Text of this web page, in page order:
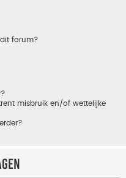
forum?
misbruik en/of wettelijke